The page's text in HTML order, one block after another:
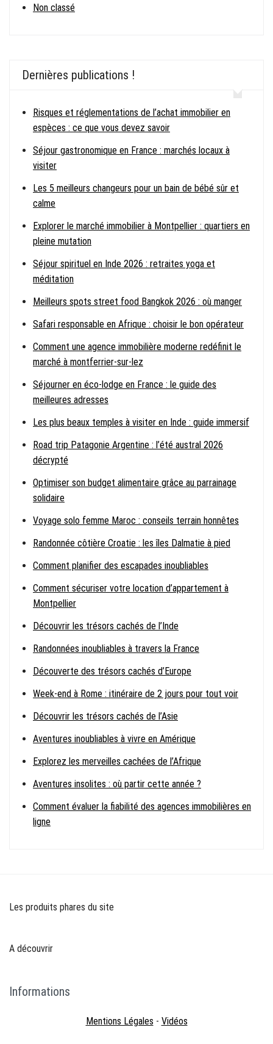
Non classé
Dernières publications !
Risques et réglementations de l’achat immobilier en
espèces : ce que vous devez savoir
Séjour gastronomique en France : marchés locaux à
visiter
Les 5 meilleurs changeurs pour un bain de bébé sûr et
calme
Explorer le marché immobilier à Montpellier : quartiers en
pleine mutation
Séjour spirituel en Inde 2026 : retraites yoga et
méditation
Meilleurs spots street food Bangkok 2026 : où manger
Safari responsable en Afrique : choisir le bon opérateur
Comment une agence immobilière moderne redéfinit le
marché à montferrier-sur-lez
Séjourner en éco-lodge en France : le guide des
meilleures adresses
Les plus beaux temples à visiter en Inde : guide immersif
Road trip Patagonie Argentine : l’été austral 2026
décrypté
Optimiser son budget alimentaire grâce au parrainage
solidaire
Voyage solo femme Maroc : conseils terrain honnêtes
Randonnée côtière Croatie : les îles Dalmatie à pied
Comment planifier des escapades inoubliables
Comment sécuriser votre location d’appartement à
Montpellier
Découvrir les trésors cachés de l’Inde
Randonnées inoubliables à travers la France
Découverte des trésors cachés d’Europe
Week-end à Rome : itinéraire de 2 jours pour tout voir
Découvrir les trésors cachés de l’Asie
Aventures inoubliables à vivre en Amérique
Explorez les merveilles cachées de l’Afrique
Aventures insolites : où partir cette année ?
Comment évaluer la fiabilité des agences immobilières en
ligne
Les produits phares du site
A découvrir
Informations
Mentions Légales - Vidéos